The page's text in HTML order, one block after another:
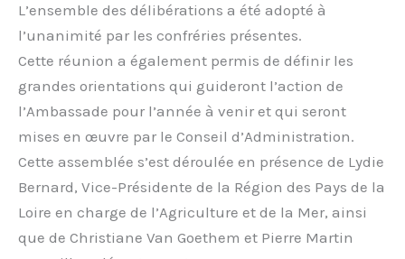
L’ensemble des délibérations a été adopté à
l’unanimité par les confréries présentes.
Cette réunion a également permis de définir les
grandes orientations qui guideront l’action de
l’Ambassade pour l’année à venir et qui seront
mises en œuvre par le Conseil d’Administration.
Cette assemblée s’est déroulée en présence de Lydie
Bernard, Vice-Présidente de la Région des Pays de la
Loire en charge de l’Agriculture et de la Mer, ainsi
que de Christiane Van Goethem et Pierre Martin